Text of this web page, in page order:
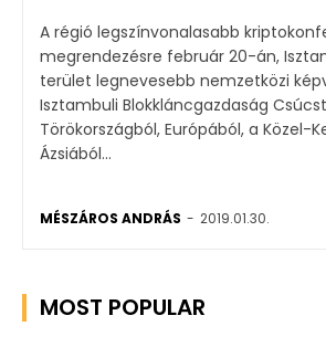
A régió legszínvonalasabb
megrendezésre február 20-án,
terület legnevesebb nemzetközi
Isztambuli Blokkláncgazdaság
Törökországból, Európából, a Közel-
Ázsiából...
MÉSZÁROS ANDRÁS - 2019.01.30.
MOST POPULAR